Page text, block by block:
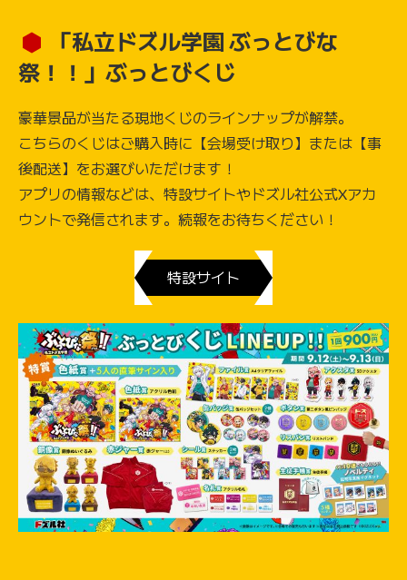
「私立ドズル学園 ぶっとびな
祭！！」ぶっとびくじ
豪華景品が当たる現地くじのラインナップが解禁。
こちらのくじはご購入時に【会場受け取り】または【事
後配送】をお選びいただけます！
アプリの情報などは、特設サイトやドズル社公式Xアカ
ウントで発信されます。続報をお待ちください！
特設サイト